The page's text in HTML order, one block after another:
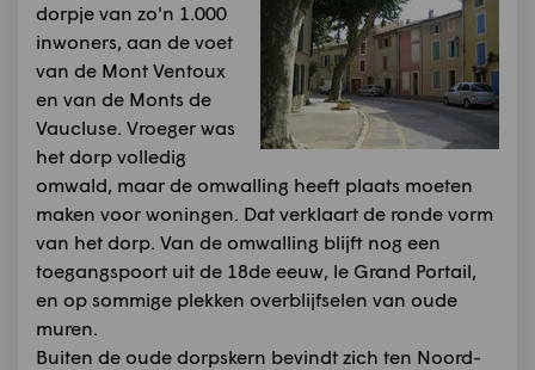
dorpje van zo'n 1.000
inwoners, aan de voet
van de Mont Ventoux
en van de Monts de
Vaucluse. Vroeger was
het dorp volledig
omwald, maar de omwalling heeft plaats moeten
maken voor woningen. Dat verklaart de ronde vorm
van het dorp. Van de omwalling blijft nog een
toegangspoort uit de 18de eeuw, le Grand Portail,
en op sommige plekken overblijfselen van oude
muren.
Buiten de oude dorpskern bevindt zich ten Noord-